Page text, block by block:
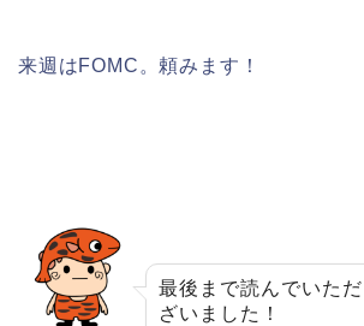
来週はFOMC。頼みます！
最後まで読んでいた
ざいました！